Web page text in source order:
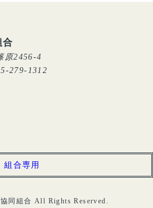
合
原2456-4
279-1312
組合専用
同組合 All Rights Reserved.